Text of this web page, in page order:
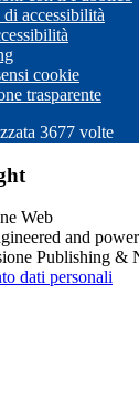
accessibilità
cookie
trasparente
3677 volte
and
Publishing &
dati personali